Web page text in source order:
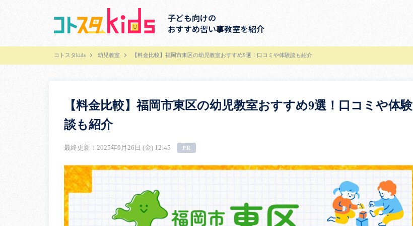
子ども向けの
おすすめ習い事教室を紹介
コトスタkids 幼児教室 【料金比較】福岡市東区の幼児教室おすすめ9選！口コミや体験談も紹介
【料金比較】福岡市東区の幼児教室おすすめ9選！口コミや体験
談も紹介
最終更新：2025年9月26日 (金) 12:45 PR